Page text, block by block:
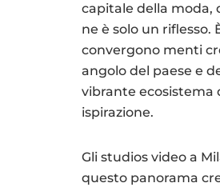
capitale della moda,
ne è solo un riflesso.
convergono menti
angolo del paese e
vibrante ecosistema
ispirazione.
Gli studios video a
questo panorama